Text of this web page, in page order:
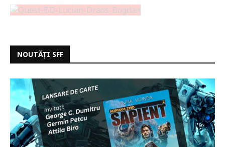
NOUTĂȚI SFF